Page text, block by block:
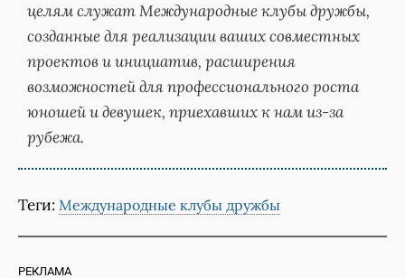
целям служат Международные клубы дружбы,
созданные для реализации ваших совместных
проектов и инициатив, расширения
возможностей для профессионального роста
юношей и девушек, приехавших к нам из-за
рубежа.
Теги: Международные клубы дружбы
РЕКЛАМА